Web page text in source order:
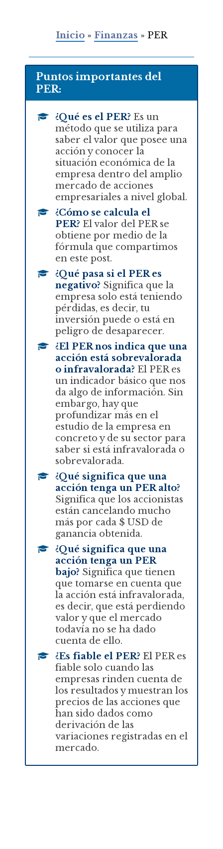
Inicio » Finanzas » PER
Puntos importantes del
PER:
¿Qué es el PER? Es un
método que se utiliza para
saber el valor que posee una
acción y conocer la
situación económica de la
empresa dentro del amplio
mercado de acciones
empresariales a nivel global.
¿Cómo se calcula el
PER? El valor del PER se
obtiene por medio de la
fórmula que compartimos
en este post.
¿Qué pasa si el PER es
negativo? Significa que la
empresa solo está teniendo
pérdidas, es decir, tu
inversión puede o está en
peligro de desaparecer.
¿El PER nos indica que una
acción está sobrevalorada
o infravalorada? El PER es
un indicador básico que nos
da algo de información. Sin
embargo, hay que
profundizar más en el
estudio de la empresa en
concreto y de su sector para
saber si está infravalorada o
sobrevalorada.
¿Qué significa que una
acción tenga un PER alto?
Significa que los accionistas
están cancelando mucho
más por cada $ USD de
ganancia obtenida.
¿Qué significa que una
acción tenga un PER
bajo? Significa que tienen
que tomarse en cuenta que
la acción está infravalorada,
es decir, que está perdiendo
valor y que el mercado
todavía no se ha dado
cuenta de ello.
¿Es fiable el PER? ElPER es
fiable solo cuando las
empresas rinden cuenta de
los resultados y muestran los
precios de las acciones que
han sido dados como
derivación de las
variaciones registradas en el
mercado.